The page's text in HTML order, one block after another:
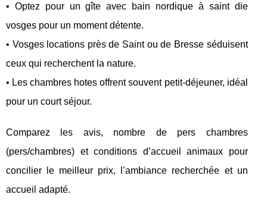
• Optez pour un gîte avec bain nordique à saint die
vosges pour un moment détente.
• Vosges locations près de Saint ou de Bresse séduisent
ceux qui recherchent la nature.
• Les chambres hotes offrent souvent petit-déjeuner, idéal
pour un court séjour.
Comparez les avis, nombre de pers chambres
(pers/chambres) et conditions d’accueil animaux pour
concilier le meilleur prix, l’ambiance recherchée et un
accueil adapté.